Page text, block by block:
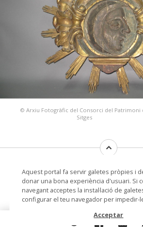
© Arxiu Fotogràfic del Consorci del Patrimoni
Sitges
central, i decorada
vegetals
Datació segle XIX (?)
Aquest portal fa servir galetes pròpies i
donar una bona experiència d'usuari. Si
navegant acceptes la instal·lació de
configurar el teu navegador per impedir-
Acceptar